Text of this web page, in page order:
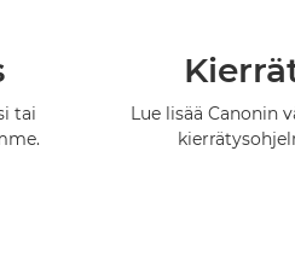
tai
Lue lisää Canonin